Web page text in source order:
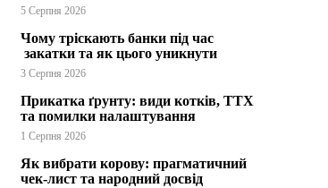
5 Серпня 2026
Чому тріскають банки під час
закатки та як цього уникнути
3 Серпня 2026
Прикатка ґрунту: види котків, ТТХ
та помилки налаштування
1 Серпня 2026
Як вибрати корову: прагматичний
чек-лист та народний досвід